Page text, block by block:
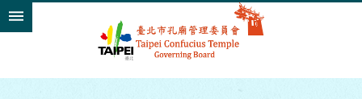
跳到主要內容區塊